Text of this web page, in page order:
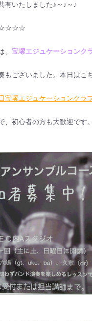
有いたしました♪～♪～♪
☆☆☆☆☆
、 宝塚エジュケーションク
もございました。本日はこ
宝塚エジュケーションクラ
、初心者の方も大歓迎です